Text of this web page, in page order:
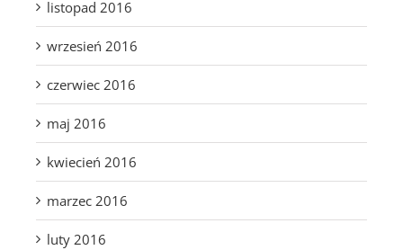
listopad 2016
wrzesień 2016
czerwiec 2016
maj 2016
kwiecień 2016
marzec 2016
luty 2016